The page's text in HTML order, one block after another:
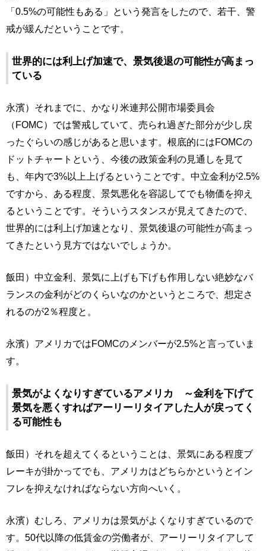
「0.5%の可能性もある」という発言をしたので、若干、警
戒が緩んだということです。
世界的には利上げ加速で、景気後退の可能性が高まっ
ている
永濱）それまでに、かなり米連邦公開市場委員会
（FOMC）では警戒していて、売られ過ぎた部分が少し戻
ったぐらいの感じがあると思います。根底的にはFOMCの
ドットチャートという、今後の政策金利の見通しを見て
も、年内で3%以上上げるということです。中立金利が2.5%
ですから、ある程度、景気悪化を容認してでも物価を抑え
るということです。そういうスタンスが見えてきたので、
世界的には利上げ加速となり、景気後退の可能性が高まっ
てきたという見方ではないでしょうか。
飯田）中立金利、景気に上げも下げも作用しない絶妙なバ
ランスの金利がどのくらいなのかというところで、想定さ
れるのが2％程度と。
永濱）アメリカではFOMCのメンバーが2.5%と言っていま
す。
景気がよくなりすぎているアメリカ ～金利を下げて
景気を悪くすればアーリーリタイアした人が戻ってく
る可能性も
飯田）それを超えてくるということは、景気にある程度ブ
レーキが掛かってでも、アメリカはどちらかというとイン
フレを抑えなければならない方向へいく。
永濱）むしろ、アメリカは景気がよくなりすぎているので
す。50代以降の低賃金の労働者が、アーリーリタイアして